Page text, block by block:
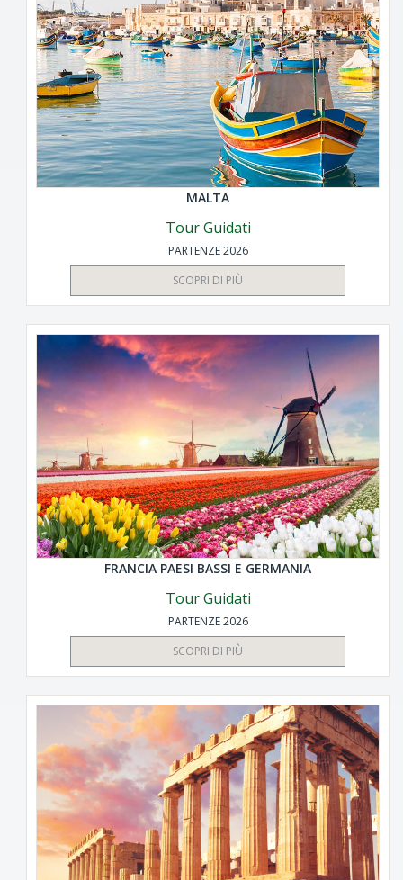
MALTA
Tour Guidati
PARTENZE 2026
SCOPRI DI PIÙ
FRANCIA PAESI BASSI E GERMANIA
Tour Guidati
PARTENZE 2026
SCOPRI DI PIÙ